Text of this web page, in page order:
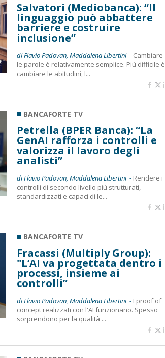
Salvatori (Mediobanca): “Il
linguaggio può abbattere
barriere e costruire
inclusione”
di Flavio Padovan, Maddalena Libertini - Cambiare
le parole è relativamente semplice. Più difficile è
cambiare le abitudini, l...
BANCAFORTE TV
Petrella (BPER Banca): “La
GenAI rafforza i controlli e
valorizza il lavoro degli
analisti”
di Flavio Padovan, Maddalena Libertini - Rendere i
controlli di secondo livello più strutturati,
standardizzati e capaci di le...
BANCAFORTE TV
Fracassi (Multiply Group):
"L’AI va progettata dentro i
processi, insieme ai
controlli”
di Flavio Padovan, Maddalena Libertini - I proof of
concept realizzati con l'AI funzionano. Spesso
sorprendono per la qualità ...